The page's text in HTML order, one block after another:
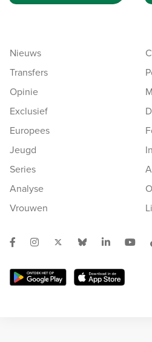
Nieuws
Transfers
Opinie
Exclusief
Europees
Jeugd
Series
Analyse
Vrouwen